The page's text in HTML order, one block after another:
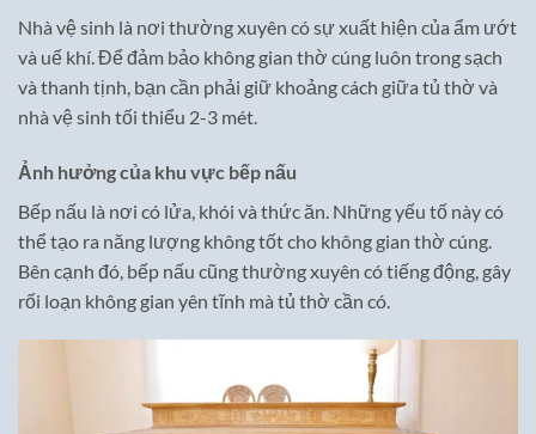
Nhà vệ sinh là nơi thường xuyên có sự xuất hiện của ẩm ướt
và uế khí. Để đảm bảo không gian thờ cúng luôn trong sạch
và thanh tịnh, bạn cần phải giữ khoảng cách giữa tủ thờ và
nhà vệ sinh tối thiểu 2-3 mét.
Ảnh hưởng của khu vực bếp nấu
Bếp nấu là nơi có lửa, khói và thức ăn. Những yếu tố này có
thể tạo ra năng lượng không tốt cho không gian thờ cúng.
Bên cạnh đó, bếp nấu cũng thường xuyên có tiếng động, gây
rối loạn không gian yên tĩnh mà tủ thờ cần có.